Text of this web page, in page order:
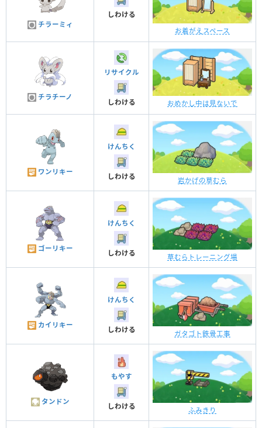
チラーミィ
しわける
お着がえスペース
チラチーノ
リサイクル
しわける おめかし中は見ないで
ワンリキー
けんちく
しわける 岩かげの草むら
ゴーリキー
けんちく
しわける 草むらトレーニング場
カイリキー
けんちく
しわける ガタゴト鉄骨工事
タンドン
もやす
しわける ふみきり